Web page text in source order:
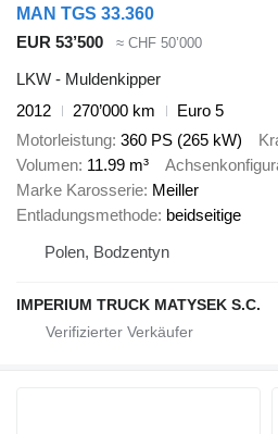
MAN TGS 33.360
EUR 53’500
≈ CHF 50’000
LKW - Muldenkipper
2012
270’000 km
Euro 5
Motorleistung 360 PS (265 kW)
Volumen 11.99 m³
Marke Karosserie Meiller
Entladungsmethode beidseitige
Polen, Bodzentyn
IMPERIUM TRUCK MATYSEK S.C.